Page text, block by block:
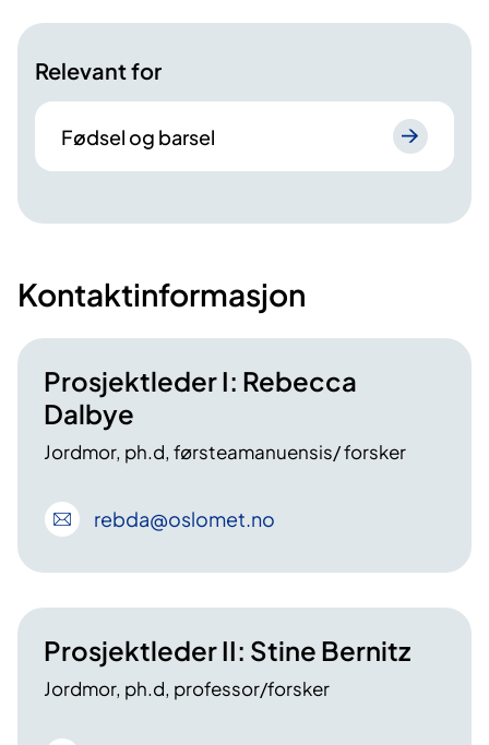
Relevant for
Fødsel og barsel
Kontaktinformasjon
Prosjektleder I: Rebecca
Dalbye
Jordmor, ph.d, førsteamanuensis/ forsker
rebda@oslomet.no
Prosjektleder II: Stine Bernitz
Jordmor, ph.d, professor/forsker